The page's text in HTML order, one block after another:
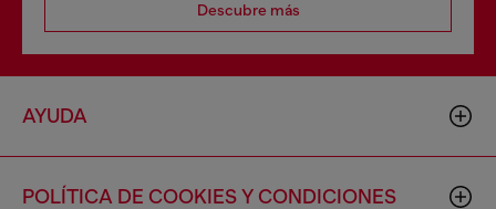
Descubre más
AYUDA
POLÍTICA DE COOKIES Y CONDICIONES